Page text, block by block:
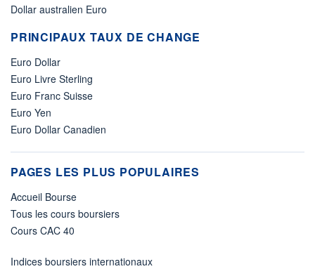
Dollar australien Euro
PRINCIPAUX TAUX DE CHANGE
Euro Dollar
Euro Livre Sterling
Euro Franc Suisse
Euro Yen
Euro Dollar Canadien
PAGES LES PLUS POPULAIRES
Accueil Bourse
Tous les cours boursiers
Cours CAC 40
Indices boursiers internationaux